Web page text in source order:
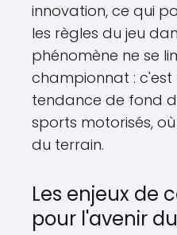
innovation, ce qui
les règles du jeu
phénomène ne se
championnat : c'est
tendance de fond
sports motorisés,
du terrain.
Les enjeux de
pour l'avenir